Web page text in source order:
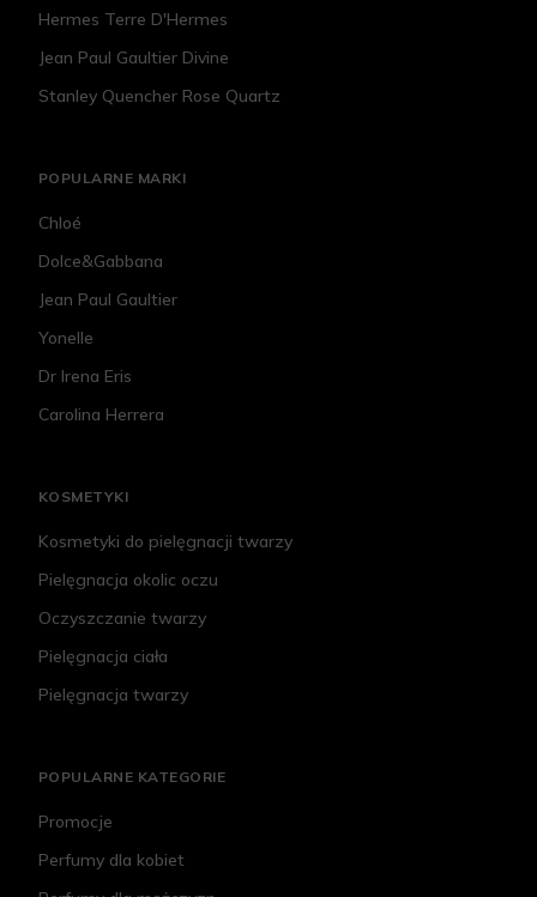
Hermes Terre D'Hermes
Jean Paul Gaultier Divine
Stanley Quencher Rose Quartz
POPULARNE MARKI
Chloé
Dolce&Gabbana
Jean Paul Gaultier
Yonelle
Dr Irena Eris
Carolina Herrera
KOSMETYKI
Kosmetyki do pielęgnacji twarzy
Pielęgnacja okolic oczu
Oczyszczanie twarzy
Pielęgnacja ciała
Pielęgnacja twarzy
POPULARNE KATEGORIE
Promocje
Perfumy dla kobiet